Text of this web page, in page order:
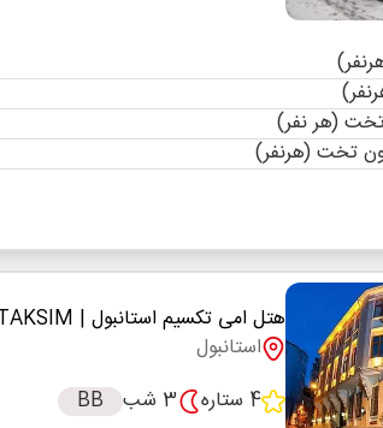
(هر نفر)
تخت (هرنفر)
هتل امی تکسیم استانبول | EMMY HOTEL TAKSIM
استانبول
4 ستاره
3 شب BB